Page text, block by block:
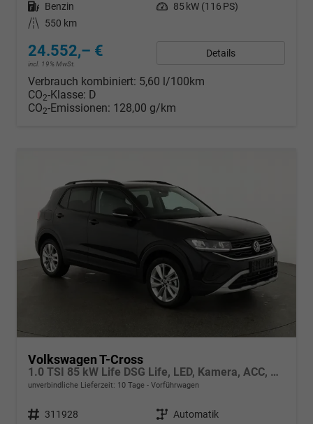
Kraftstoff Benzin Leistung 85 kW (116 PS)
Kilometerstand
550 km
24.552,– €
incl. 19% MwSt.
Details
Verbrauch kombiniert: 5,60 l/100km
CO2-Klasse: D
CO2-Emissionen: 128,00 g/km
Volkswagen T-Cross
1.0 TSI 85 kW Life DSG Life, LED, Kamera, ACC, Side, Winter, 17-Zoll, 3-J. Garantie
unverbindliche Lieferzeit: 10 Tage Vorführwagen
Fahrzeugnr. 311928 Getriebe Automatik